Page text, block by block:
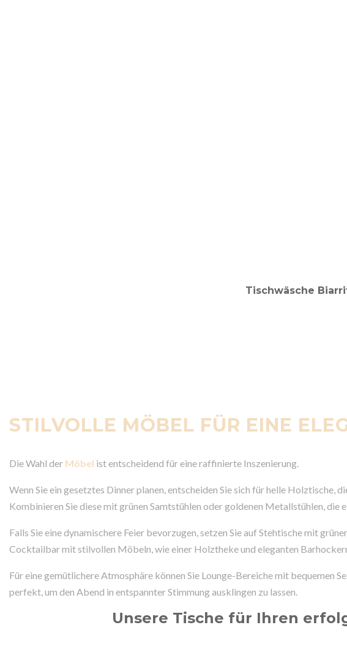
STILVOLLE MÖBEL FÜR EINE
Die Wahl der Möbel ist entscheidend für eine raffinierte Inszenierung.
Wenn Sie ein gesetztes Dinner planen, entscheiden Sie sich für helle
Kombinieren Sie diese mit grünen Samtstühlen oder goldenen Metallstühlen, die
Falls Sie eine dynamischere Feier bevorzugen, setzen Sie auf Stehtische mit
Cocktailbar mit stilvollen Möbeln, wie einer Holztheke und eleganten
Für eine gemütlichere Atmosphäre können Sie Lounge-Bereiche mit bequemen
perfekt, um den Abend in entspannter Stimmung ausklingen zu lassen.
Unsere Tische für Ihren